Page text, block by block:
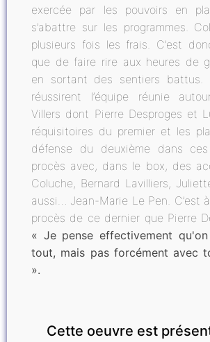
exercée par les pouvoirs en
s’abattre sur les programmes.
plusieurs fois les frais. C’est
que de faire rire aux heures de
en sortant des sentiers battus.
réussirent l’équipe réunie
Villers dont Pierre Desproges et
réquisitoires du premier et les
défense du deuxième dans
procès avec, dans le box, des
Coluche, Bernard Lavilliers,
aussi… Jean-Marie Le Pen. C’est
procès de ce dernier que Pierre
« Je pense effectivement
tout, mais pas forcément avec
».
Cette oeuvre est